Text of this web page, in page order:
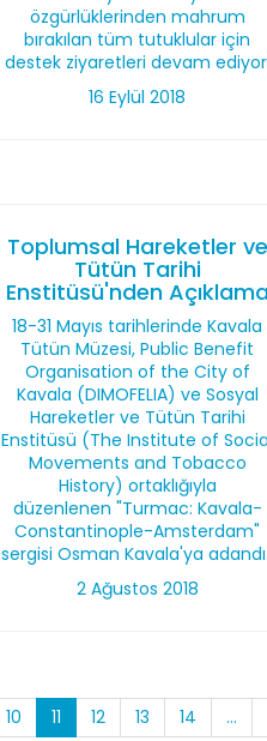
özgürlüklerinden mahrum
bırakılan tüm tutuklular için
destek ziyaretleri devam
16 Eylül 2018
Toplumsal Hareketler ve
Tütün Tarihi
Enstitüsü'nden
18-31 Mayıs tarihlerinde Kavala
Tütün Müzesi, Public Benefit
Organisation of the City of
Kavala (DIMOFELIA) ve Sosyal
Hareketler ve Tütün Tarihi
Enstitüsü (The Institute of
Movements and Tobacco
History) ortaklığıyla
düzenlenen "Turmac: Kavala-
Constantinople-Amsterdam"
sergisi Osman Kavala'ya adandı.
2 Ağustos 2018
10 11 12 13 14 ...